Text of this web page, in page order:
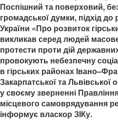
Поспішний та поверховий,
громадської думки, підхід
України «Про розвиток
викликав серед людей
протести проти дій
провокують небезпечну
в гірських районах
Закарпатської та
у своєму зверненні Правління
місцевого самоврядування
інформує власкор ЗІКу.